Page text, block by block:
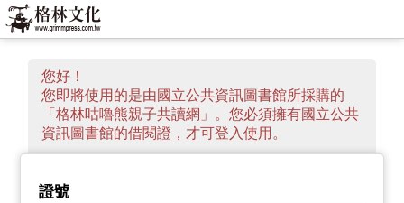
您好！
您即將使用的是由國立公共資訊圖書館所採購的
「格林咕嚕熊親子共讀網」。您必須擁有國立公共
資訊圖書館的借閱證，才可登入使用。
證號